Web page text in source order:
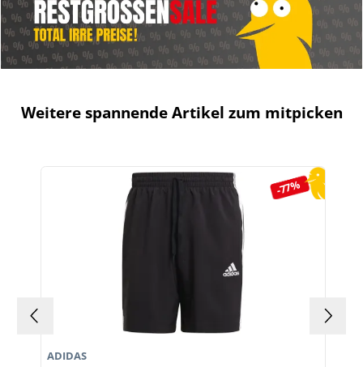
Weitere spannende Artikel zum mitpicken
Produktgalerie überspringen
-77%
ADIDAS